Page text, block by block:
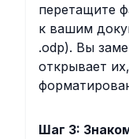
перетащите
к вашим
.odp). Вы
открывает
Шаг 3: